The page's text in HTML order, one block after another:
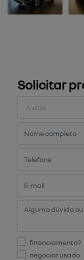
Solicitar
financiamento?
negociar usado